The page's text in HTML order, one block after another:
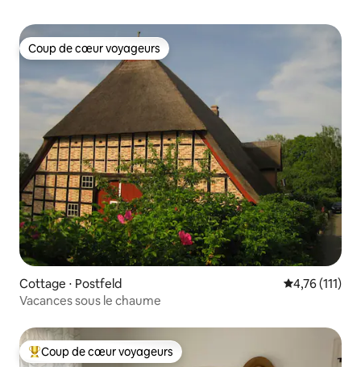
Coup de cœur voyageurs
Coup de cœur voyageurs
Cottage ⋅ Postfeld Évaluation
4,76 (111)
Vacances sous le chaume
Coups de cœur voyageurs les plus appréciés
Coup de cœur voyageurs